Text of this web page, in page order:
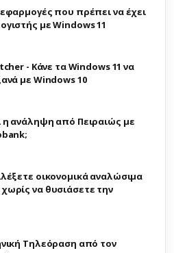
που πρέπει να έχει
με Windows 11
- Κάνε τα Windows 11 να
με Windows 10
η ανάληψη από Πειραιώς με
οικονομικά αναλώσιμα
να θυσιάσετε την
Τηλεόραση από τον